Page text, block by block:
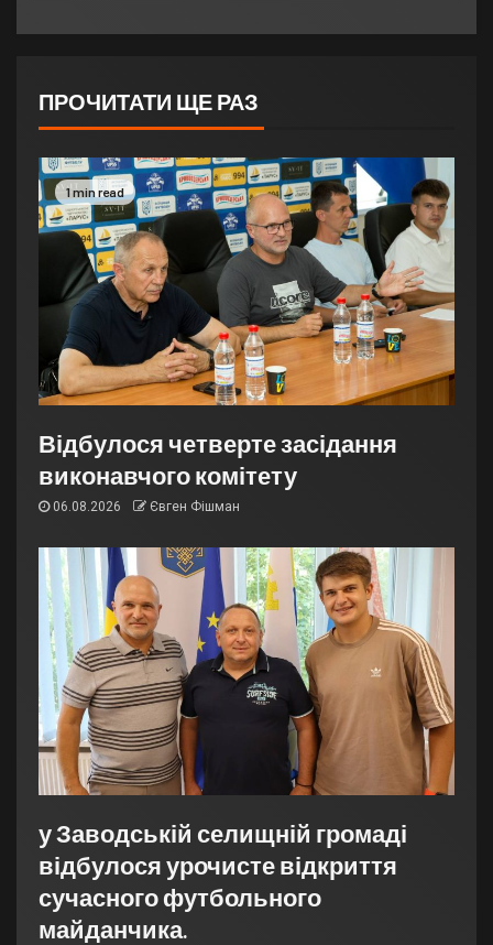
ПРОЧИТАТИ ЩЕ РАЗ
1 min read
Відбулося четверте засідання
виконавчого комітету
06.08.2026 Євген Фішман
у Заводській селищній громаді
відбулося урочисте відкриття
сучасного футбольного
майданчика.